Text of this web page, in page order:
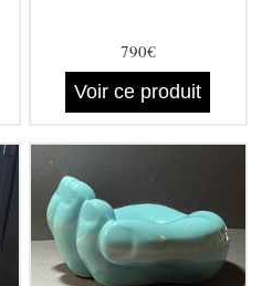
790€
Voir ce produit